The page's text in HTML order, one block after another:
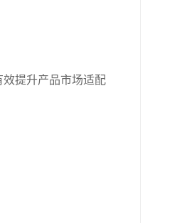
提升产品市场适配